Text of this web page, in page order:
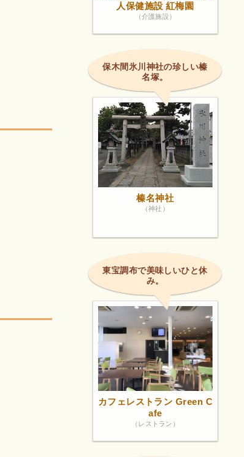
人保健施設 紅梅園
（介護施設）
保木間氷川神社の珍しい榛
名塚。
榛名神社
（神社）
東宝調布で美味しいひと休
み。
カフェレストラン Green C
afe
（レストラン）